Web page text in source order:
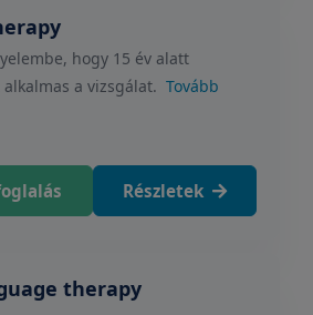
hogy 15 év alatt
a vizsgálat. Tovább
Részletek
therapy